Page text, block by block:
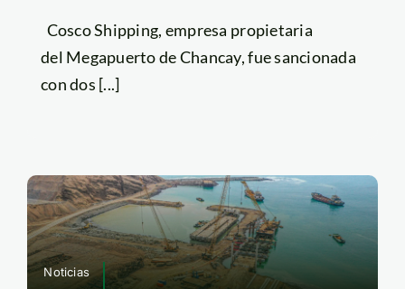
Cosco Shipping, empresa propietaria
del Megapuerto de Chancay, fue sancionada
con dos [...]
Noticias